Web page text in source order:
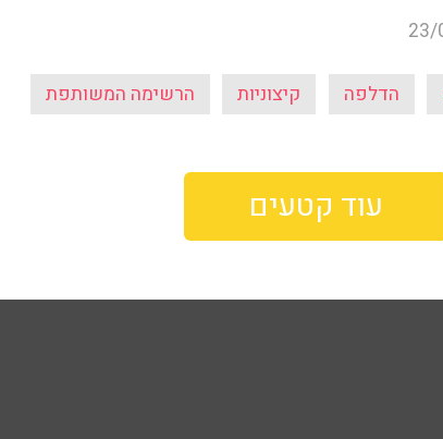
23/
הדלפה קיצוניות הרשימה המשותפת
עוד קטעים